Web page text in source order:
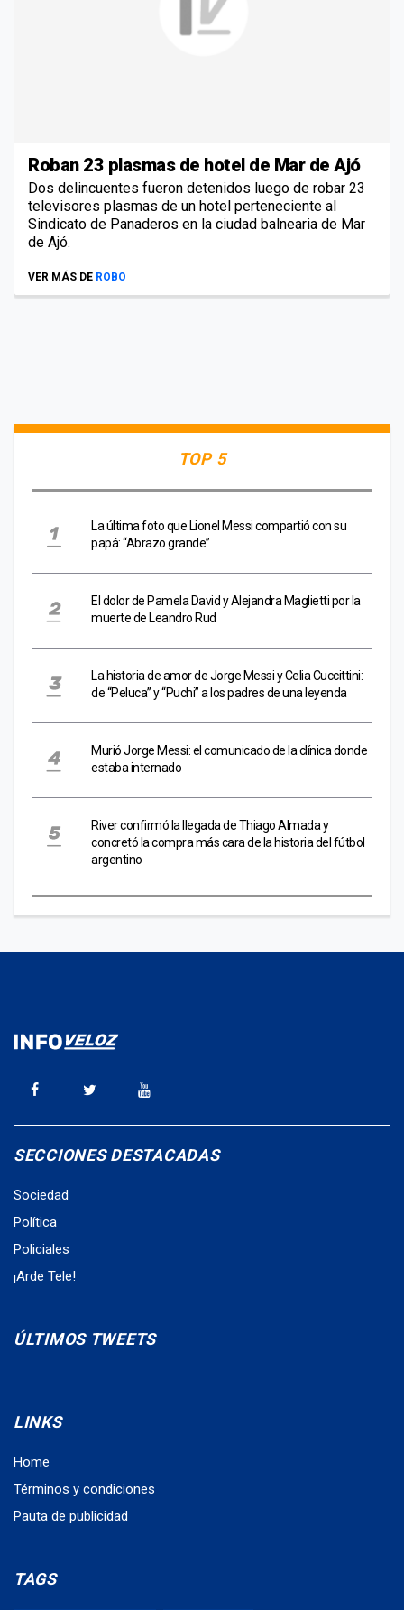
Roban 23 plasmas de hotel de Mar de Ajó
Dos delincuentes fueron detenidos luego de robar 23
televisores plasmas de un hotel perteneciente al
Sindicato de Panaderos en la ciudad balnearia de Mar
de Ajó.
VER MÁS DE ROBO
TOP 5
La última foto que Lionel Messi compartió con su
papá: “Abrazo grande”
El dolor de Pamela David y Alejandra Maglietti por la
muerte de Leandro Rud
La historia de amor de Jorge Messi y Celia Cuccittini:
de “Peluca” y “Puchi” a los padres de una leyenda
Murió Jorge Messi: el comunicado de la clínica donde
estaba internado
River confirmó la llegada de Thiago Almada y
concretó la compra más cara de la historia del fútbol
argentino
SECCIONES DESTACADAS
Sociedad
Política
Policiales
¡Arde Tele!
ÚLTIMOS TWEETS
LINKS
Home
Términos y condiciones
Pauta de publicidad
TAGS